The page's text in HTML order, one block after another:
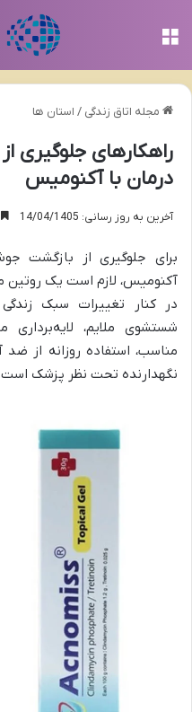
مجله اتاق زندگی / استان ها
راهکارهای جلوگیری
درمان با آکنومیس
آخرین به روز رسانی: 14/04/1405
برای جلوگیری از بازگشت
آکنومیس، لازم است یک روتین
در کنار تغییرات سبک
شستشوی ملایم، لایه‌برداری
مناسب، استفاده روزانه از
نگهدارنده تحت نظر پزشک